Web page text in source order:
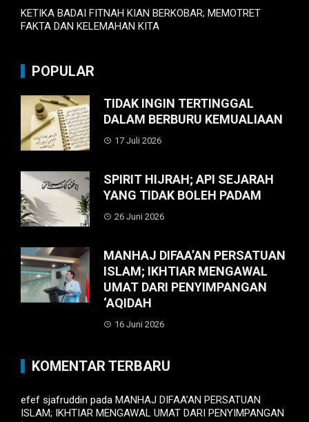
KETIKA BADAI FITNAH KIAN BERKOBAR; MEMOTRET
FAKTA DAN KELEMAHAN KITA
POPULAR
TIDAK INGIN TERTINGGAL
DALAM BERBURU KEMUALIAAN
17 Juli 2026
SPIRIT HIJRAH; API SEJARAH
YANG TIDAK BOLEH PADAM
26 Juni 2026
MANHAJ DIFAA’AN PERSATUAN
ISLAM; IKHTIAR MENGAWAL
UMAT DARI PENYIMPANGAN
‘AQIDAH
16 Juni 2026
KOMENTAR TERBARU
efef sjafruddin pada MANHAJ DIFAA’AN PERSATUAN
ISLAM; IKHTIAR MENGAWAL UMAT DARI PENYIMPANGAN